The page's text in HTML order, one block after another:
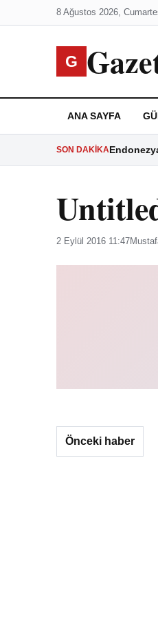
8 Ağustos 2026,
G
ANA SAYFA
SON DAKIKA
2 Eylül 2016 11:47
Önceki haber